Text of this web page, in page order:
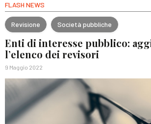
FLASH NEWS
Revisione Società pubbliche
Enti di interesse pubblico:
l’elenco dei revisori
9 Maggio 2022